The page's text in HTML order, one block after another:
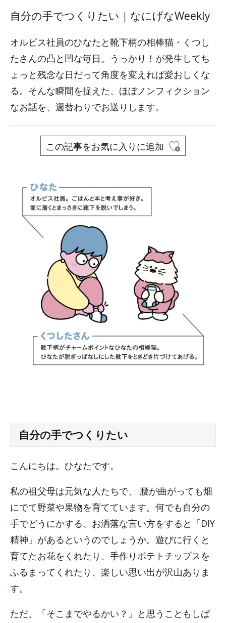
自分の手でつくりたい｜なにげなWeekly
オルビス社員のひなたと靴下柄の相棒猫・くつし
たさんの凸と凹な毎日。うっかり！が発生してち
ょっと残念な日だって角度を変えれば愛おしくな
る。そんな瞬間を捉えた、ほぼノンフィクション
なお話を、週替わりでお送りします。
この記事をお気に入りに追加
自分の手でつくりたい
こんにちは。ひなたです。
私の祖父母は元気な人たちで、 腰が曲がっても畑
にでて野菜や果物を育てています。何でも自分の
手でどうにかする、お洒落な言い方をすると「DIY
精神」があるというのでしょうか。遊びに行くと
育てたお花をくれたり、手作りポテトチップスを
ふるまってくれたり、楽しい思い出が沢山ありま
す。
ただ、「そこまでやるかい？」と思うこともしば